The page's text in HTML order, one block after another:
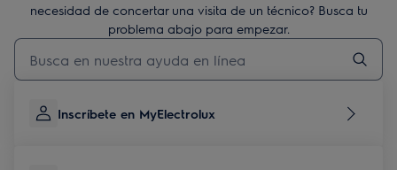
necesidad de concertar una visita de un técnico? Busca tu
problema abajo para empezar.
Escribe para buscar un artículo de soporte
Inscríbete en MyElectrolux